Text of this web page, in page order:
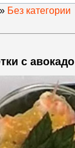
» Без категории
с авокадо